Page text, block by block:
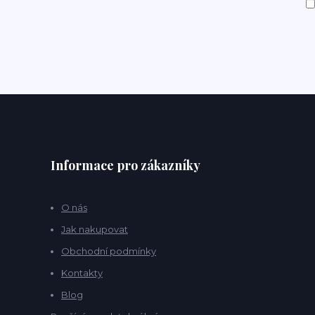
Informace pro zákazníky
O nás
Jak nakupovat
Obchodní podmínky
Kontakty
Blog